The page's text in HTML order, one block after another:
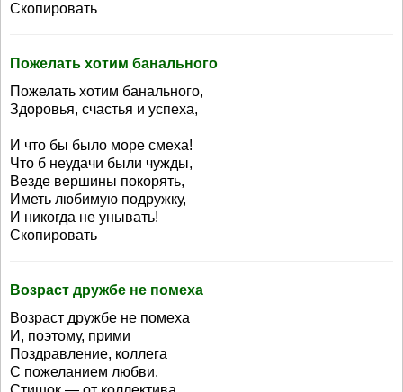
Скопировать
Пожелать хотим банального
Пожелать хотим банального,
Здоровья, счастья и успеха,
И что бы было море смеха!
Что б неудачи были чужды,
Везде вершины покорять,
Иметь любимую подружку,
И никогда не унывать!
Скопировать
Возраст дружбе не помеха
Возраст дружбе не помеха
И, поэтому, прими
Поздравление, коллега
С пожеланием любви.